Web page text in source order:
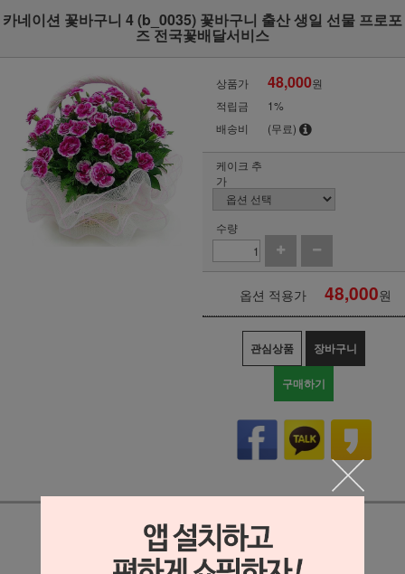
카네이션 꽃바구니 4 (b_0035) 꽃바구니 출산 생일 선물 프로포
즈 전국꽃배달서비스
상품가 48,000원
적립금
1%
배송비
(무료)
케이크 추
가
수량
옵션 적용가 48,000원
관심상품 장바구니
구매하기
상세정보 새창 열기